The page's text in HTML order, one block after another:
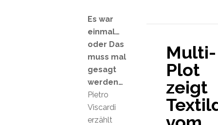
Multi-
Plot
zeigt
Es war
einmal…
oder Das
muss mal
gesagt
werden…
Pietro
Viscardi
erzählt